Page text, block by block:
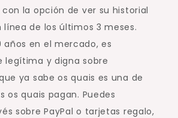
la opción de ver su historial
de los últimos 3 meses.
años en el mercado, es
legítima y digna sobre
ya sabe os quais es una de
os quais pagan. Puedes
sobre PayPal o tarjetas regalo,